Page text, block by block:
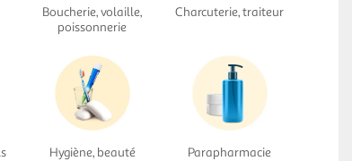
Boucherie, volaille,
poissonnerie
Charcuterie, traiteur
Hygiène, beauté Parapharmacie